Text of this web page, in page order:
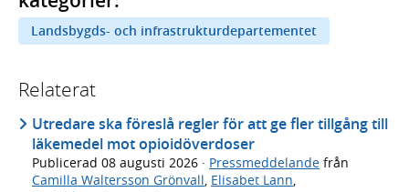
Landsbygds- och infrastrukturdepartementet
Relaterat
Utredare ska föreslå regler för att ge fler tillgång till
läkemedel mot opioidöverdoser
Publicerad 08 augusti 2026 · Pressmeddelande från
Camilla Waltersson Grönvall, Elisabet Lann,